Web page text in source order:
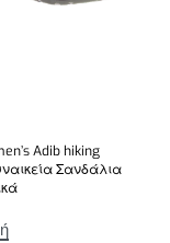
Adib hiking
Σανδάλια